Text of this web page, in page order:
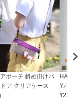
ポーチ 斜め掛けバ
ア クリアケース
Yバッグ
¥22,000